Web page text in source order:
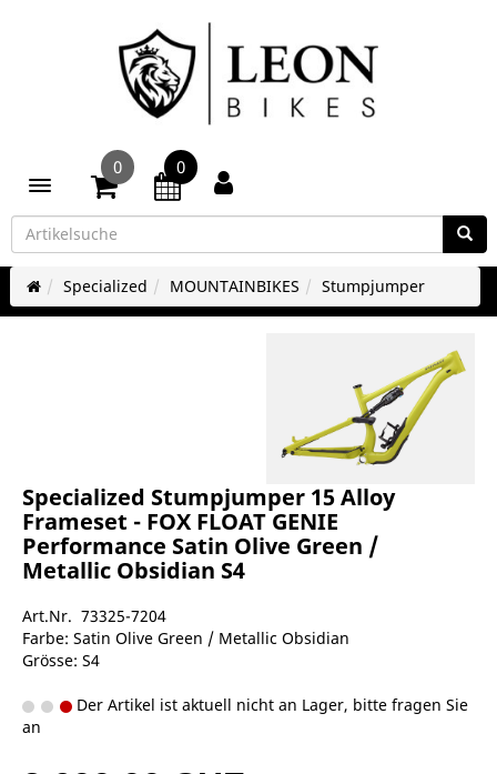
Toggle navigation
0 0
Specialized MOUNTAINBIKES Stumpjumper
Specialized Stumpjumper 15 Alloy
Frameset - FOX FLOAT GENIE
Performance Satin Olive Green /
Metallic Obsidian S4
Art.Nr. 73325-7204
Farbe: Satin Olive Green / Metallic Obsidian
Grösse: S4
Der Artikel ist aktuell nicht an Lager, bitte fragen Sie
an